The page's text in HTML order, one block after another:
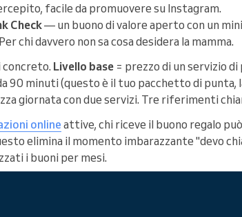
facile da promuovere su Instagram.
Check— un buono di valore aperto con un
chi davvero non sa cosa desidera la mamma.
concreto. Livello base = prezzo di un servizio
90 minuti (questo è il tuo pacchetto di punta,
giornata con due servizi. Tre riferimenti
online attive, chi riceve il buono regalo
elimina il momento imbarazzante "devo
i buoni per mesi.